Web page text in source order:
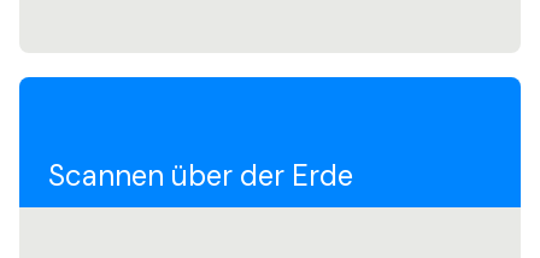
Scannen über der Erde